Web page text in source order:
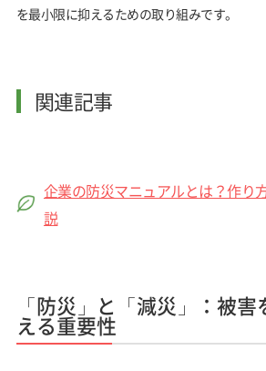
を最小限に抑えるための取り組みです。
関連記事
企業の防災マニュアルとは？作り
説
「防災」と「減災」：被
える重要性